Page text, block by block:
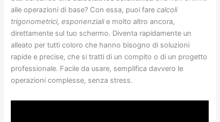
alle operazioni di base? Con essa, puoi farecalcoli
trigonometrici, esponenzialie molto altro ancora,
direttamente sul tuo schermo. Diventa rapidamente un
alleato per tutti coloro che hanno bisogno di soluzioni
rapide e precise, che si tratti di un compito o di un progetto
professionale. Facile da usare, semplifica davvero le
operazioni complesse, senza stress.